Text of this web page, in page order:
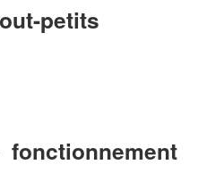
petits